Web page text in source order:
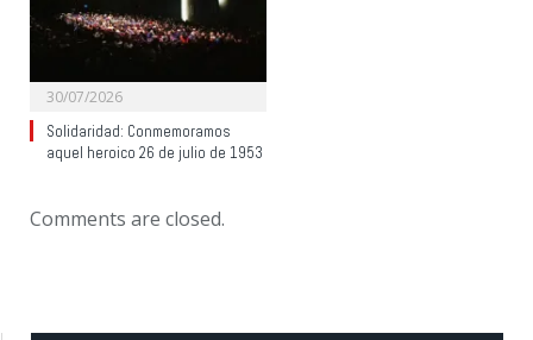
30/07/2026
Solidaridad: Conmemoramos
aquel heroico 26 de julio de 1953
Comments are closed.